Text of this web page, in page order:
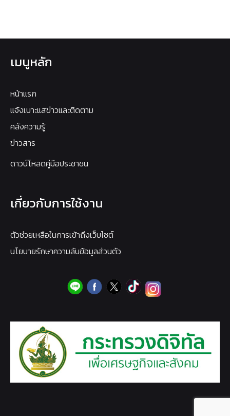
เมนูหลัก
หน้าแรก
แจ้งเบาะแสข่าวและติดตาม
คลังความรู้
ข่าวสาร
ดาวน์โหลดคู่มือประชาชน
เกี่ยวกับการใช้งาน
ตัวช่วยเหลือในการเข้าถึงเว็บไซต์
นโยบายรักษาความลับข้อมูลส่วนตัว